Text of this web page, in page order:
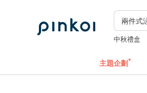
中秋禮盒
主題企劃